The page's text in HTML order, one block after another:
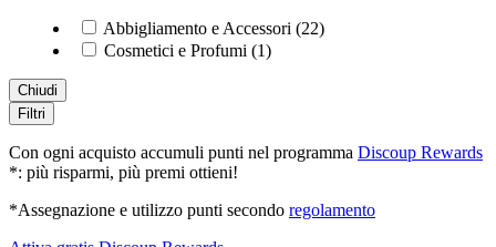
Abbigliamento e Accessori (22)
Cosmetici e Profumi (1)
Chiudi
Filtri
Con ogni acquisto accumuli punti nel programma Discoup Rewards
*: più risparmi, più premi ottieni!
*Assegnazione e utilizzo punti secondo regolamento